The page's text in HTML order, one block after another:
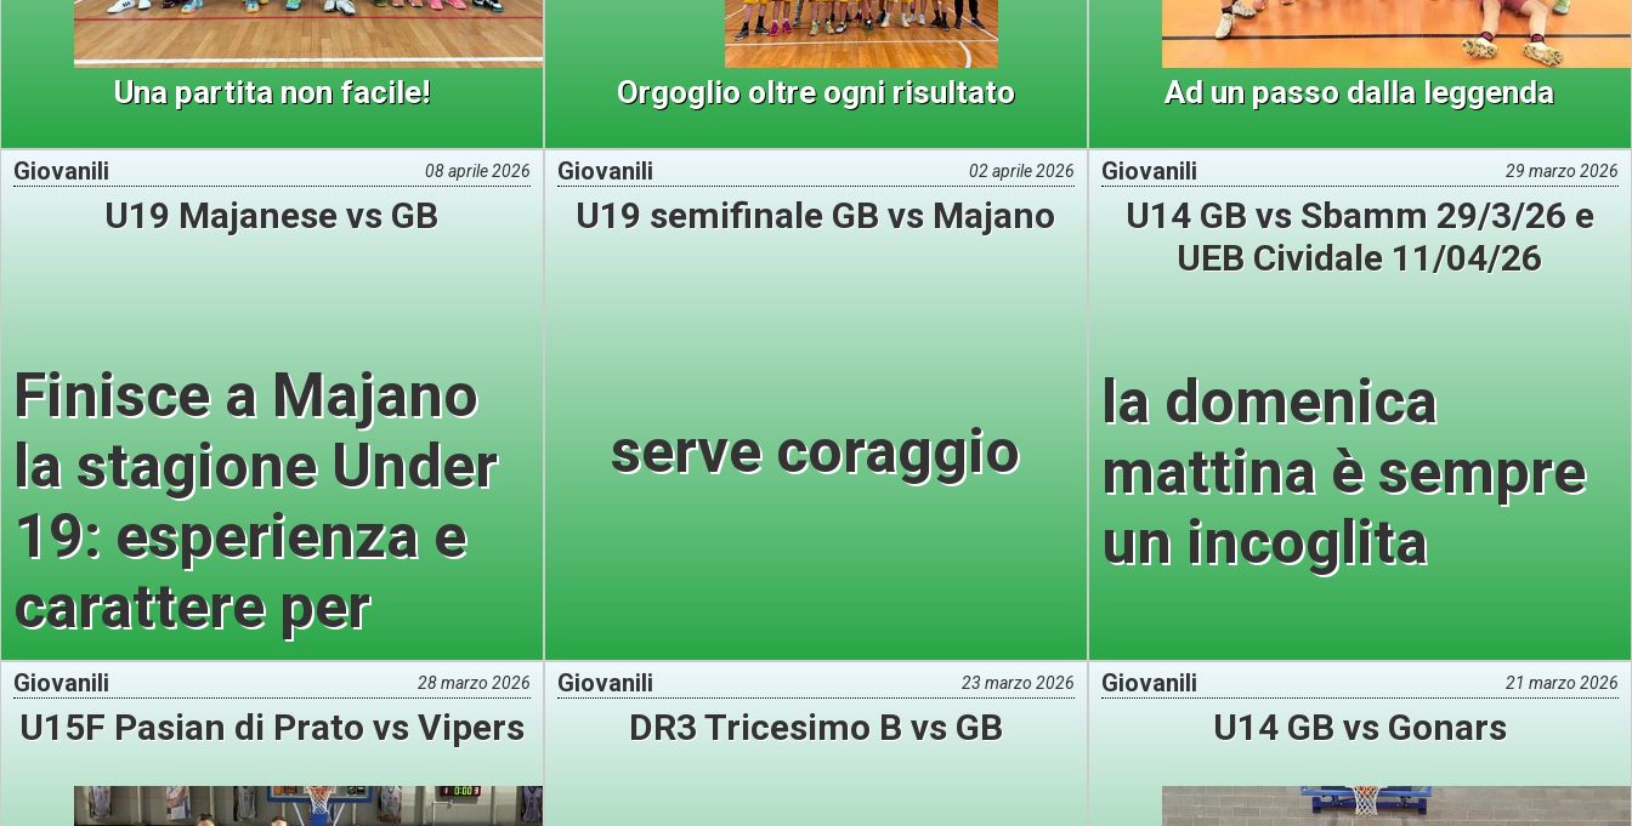
Una partita non facile! Orgoglio oltre ogni risultato Ad un passo dalla leggenda
Giovanili 08 aprile 2026
U19 Majanese vs GB
Finisce a Majano
la stagione Under
19: esperienza e
carattere per
crescere ancora
Giovanili 02 aprile 2026
U19 semifinale GB vs Majano
serve coraggio
Giovanili 29 marzo 2026
U14 GB vs Sbamm 29/3/26 e
UEB Cividale 11/04/26
la domenica
mattina è sempre
un incoglita
Giovanili 28 marzo 2026
U15F Pasian di Prato vs Vipers
Giovanili 23 marzo 2026
DR3 Tricesimo B vs GB
Giovanili 21 marzo 2026
U14 GB vs Gonars